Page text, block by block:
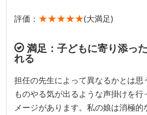
評価： ★★★★★(大満足)
満足：子どもに寄り添っ
れる
担任の先生によって異なるかとは思
ものやる気が出るような声掛けを行
メージがあります。私の娘は消極的